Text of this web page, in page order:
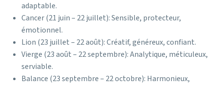
adaptable.
Cancer (21 juin – 22 juillet): Sensible, protecteur,
émotionnel.
Lion (23 juillet – 22 août): Créatif, généreux, confiant.
Vierge (23 août – 22 septembre): Analytique, méticuleux,
serviable.
Balance (23 septembre – 22 octobre): Harmonieux,